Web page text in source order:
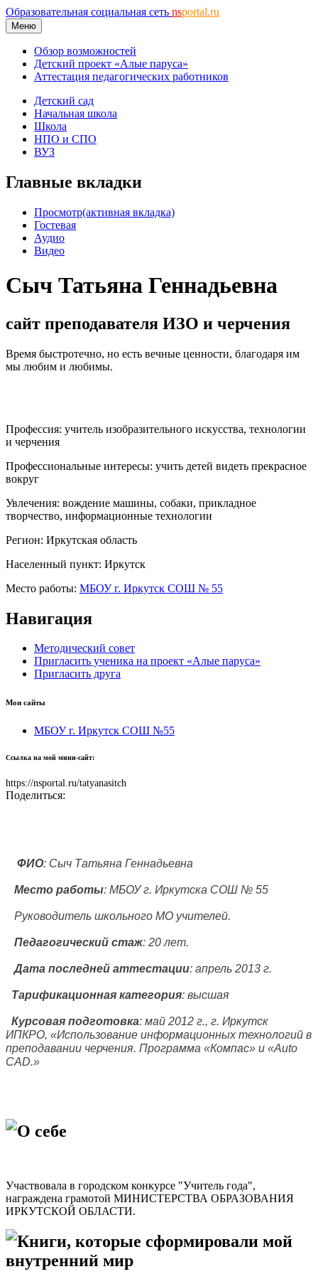
Образовательная социальная сеть nsportal.ru
Меню
Обзор возможностей
Детский проект «Алые паруса»
Аттестация педагогических работников
Детский сад
Начальная школа
Школа
НПО и СПО
ВУЗ
Главные вкладки
Просмотр(активная вкладка)
Гостевая
Аудио
Видео
Сыч Татьяна Геннадьевна
сайт преподавателя ИЗО и черчения
Время быстротечно, но есть вечные ценности, благодаря им
мы любим и любимы.
Профессия: учитель изобразительного искусства, технологии
и черчения
Профессиональные интересы: учить детей видеть прекрасное
вокруг
Увлечения: вождение машины, собаки, прикладное
творчество, информационные технологии
Регион: Иркутская область
Населенный пункт: Иркутск
Место работы: МБОУ г. Иркутск СОШ № 55
Навигация
Методический совет
Пригласить ученика на проект «Алые паруса»
Пригласить друга
Мои сайты
МБОУ г. Иркутск СОШ №55
Ссылка на мой мини-сайт:
https://nsportal.ru/tatyanasitch
Поделиться:
ФИО: Сыч Татьяна Геннадьевна
Место работы: МБОУ г. Иркутска СОШ № 55
Руководитель школьного МО учителей.
Педагогический стаж: 20 лет.
Дата последней аттестации: апрель 2013 г.
Тарификационная категория: высшая
Курсовая подготовка: май 2012 г., г. Иркутск
ИПКРО, «Использование информационных технологий в
преподавании черчения. Программа «Компас» и «Auto
CAD.»
О себе
Участвовала в городском конкурсе "Учитель года",
награждена грамотой МИНИСТЕРСТВА ОБРАЗОВАНИЯ
ИРКУТСКОЙ ОБЛАСТИ.
Книги, которые сформировали мой
внутренний мир